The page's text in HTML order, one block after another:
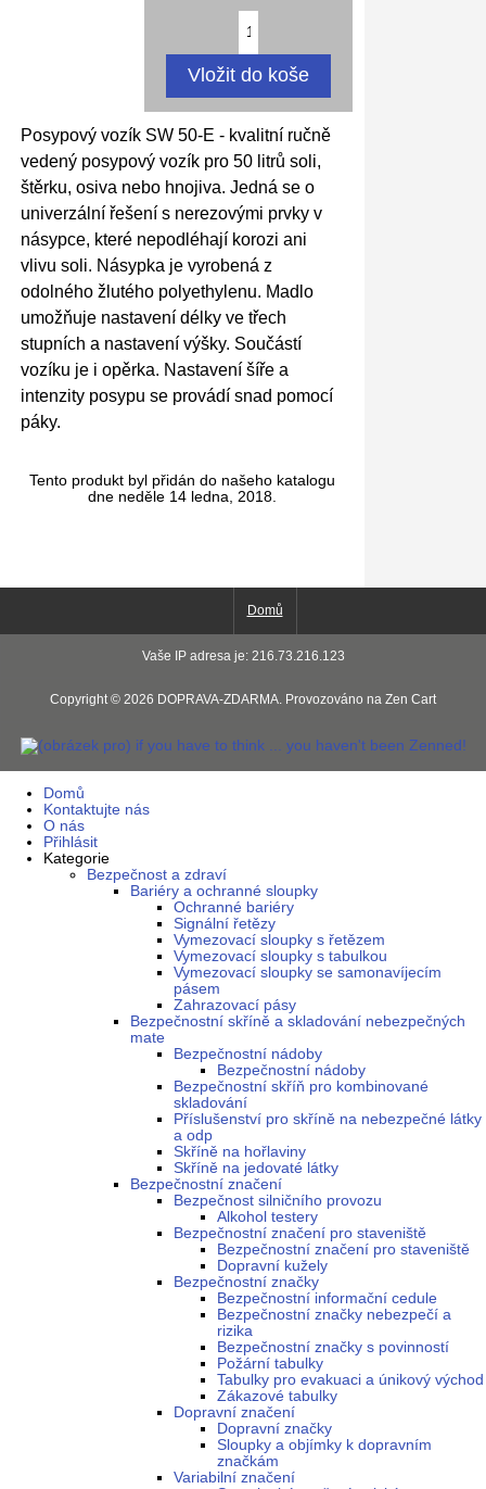
Posypový vozík SW 50-E - kvalitní ručně
vedený posypový vozík pro 50 litrů soli,
štěrku, osiva nebo hnojiva. Jedná se o
univerzální řešení s nerezovými prvky v
násypce, které nepodléhají korozi ani
vlivu soli. Násypka je vyrobená z
odolného žlutého polyethylenu. Madlo
umožňuje nastavení délky ve třech
stupních a nastavení výšky. Součástí
vozíku je i opěrka. Nastavení šíře a
intenzity posypu se provádí snad pomocí
páky.
Tento produkt byl přidán do našeho katalogu
dne neděle 14 ledna, 2018.
Domů
Vaše IP adresa je: 216.73.216.123
Copyright © 2026 DOPRAVA-ZDARMA. Provozováno na Zen Cart
Domů
Kontaktujte nás
O nás
Přihlásit
Kategorie
Bezpečnost a zdraví
Bariéry a ochranné sloupky
Ochranné bariéry
Signální řetězy
Vymezovací sloupky s řetězem
Vymezovací sloupky s tabulkou
Vymezovací sloupky se samonavíjecím
pásem
Zahrazovací pásy
Bezpečnostní skříně a skladování nebezpečných
mate
Bezpečnostní nádoby
Bezpečnostní nádoby
Bezpečnostní skříň pro kombinované
skladování
Příslušenství pro skříně na nebezpečné látky
a odp
Skříně na hořlaviny
Skříně na jedovaté látky
Bezpečnostní značení
Bezpečnost silničního provozu
Alkohol testery
Bezpečnostní značení pro staveniště
Bezpečnostní značení pro staveniště
Dopravní kužely
Bezpečnostní značky
Bezpečnostní informační cedule
Bezpečnostní značky nebezpečí a
rizika
Bezpečnostní značky s povinností
Požární tabulky
Tabulky pro evakuaci a únikový východ
Zákazové tabulky
Dopravní značení
Dopravní značky
Sloupky a objímky k dopravním
značkám
Variabilní značení